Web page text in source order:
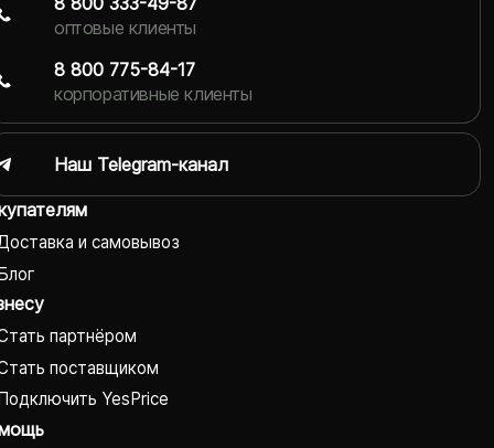
и самовывоз
партнёром
поставщиком
YesPrice
оптовые клиенты
8 800 775-84-17
корпоративные клиенты
Наш Telegram-канал